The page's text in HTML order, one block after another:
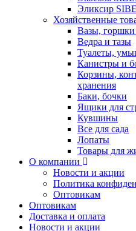
Эликсир
Хозяйственные
Вазы, горшки
Ведра и тазы
Туалеты,
Канистры и
Корзины,
хранения
Баки, бочки
Ящики для
Кувшины
Все для сада
Лопаты
Товары для
О компании
Новости и акции
Политика
Оптовикам
Оптовикам
Доставка и оплата
Новости и акции